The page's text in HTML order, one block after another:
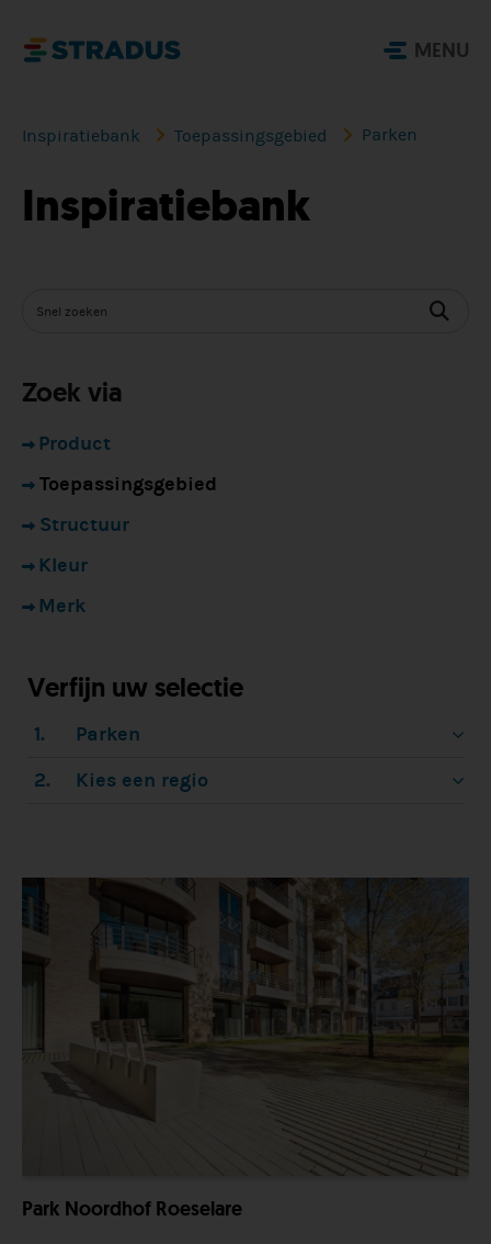
MENU
Inspiratiebank Toepassingsgebied Parken
Inspiratiebank
Zoek via
Product
Toepassingsgebied
Structuur
Kleur
Merk
Verfijn uw selectie
1.
Parken
2.
Kies een regio
Park Noordhof Roeselare